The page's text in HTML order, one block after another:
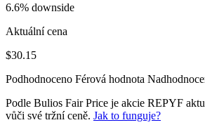
6.6% downside
Aktuální cena
$30.15
Podhodnoceno Férová hodnota
Podle Bulios Fair Price je akcie REPYF
vůči své tržní ceně. Jak to funguje?